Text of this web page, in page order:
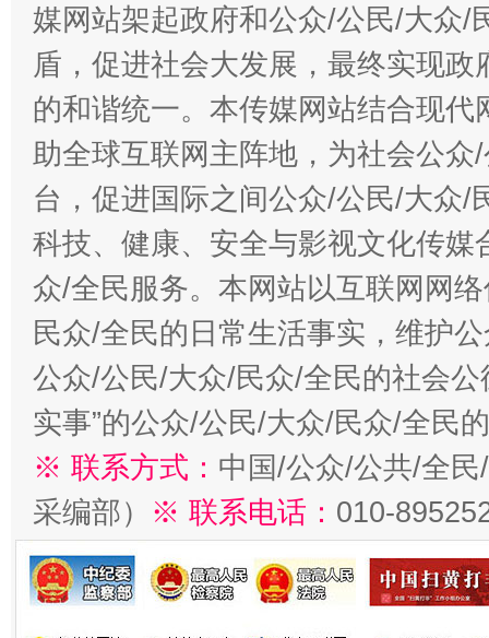
媒网站架起政府和公众/公民/大众/
盾，促进社会大发展，最终实现
的和谐统一。本传媒网站结合现
助全球互联网主阵地，为社会公
台，促进国际之间公众/公民/大众/
科技、健康、安全与影视文化传
众/全民服务。本网站以互联网网
民众/全民的日常生活事实，维护
公众/公民/大众/民众/全民的社会公
实事”的公众/公民/大众/民众/全民
※ 联系方式： 中国/公众/公共/全
采编部） ※ 联系电话： 010-